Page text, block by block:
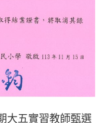
大五實習教師甄選